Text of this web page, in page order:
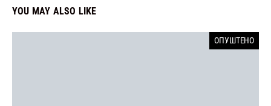
YOU MAY ALSO LIKE
ОПУШТЕНО